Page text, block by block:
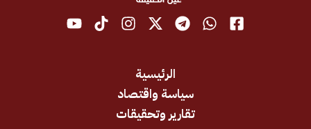
سياسة واقتصاد
تقارير وتحقيقات